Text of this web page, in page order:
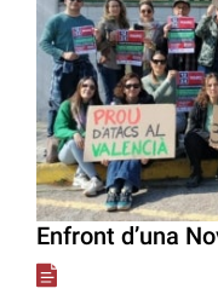
Enfront d’una